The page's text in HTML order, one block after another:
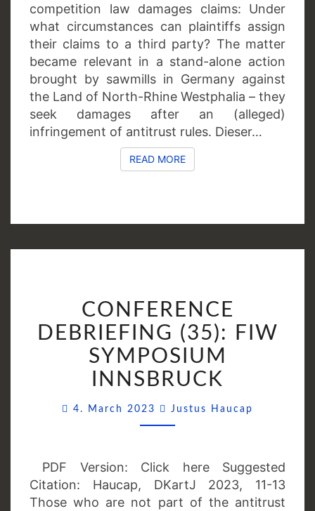
competition law damages claims: Under
what circumstances can plaintiffs assign
their claims to a third party? The matter
became relevant in a stand-alone action
brought by sawmills in Germany against
the Land of North-Rhine Westphalia – they
seek damages after an (alleged)
infringement of antitrust rules. Dieser…
READ MOREREAD MORE
DEBRIEFING
(35):
FIW
SYMPOSIUM
INNSBRUCK
CONFERENCE
DEBRIEFING (35): FIW
SYMPOSIUM
INNSBRUCK
4. March 2023 Justus Haucap
PDF Version: Click here Suggested
Citation: Haucap, DKartJ 2023, 11-13
Those who are not part of the antitrust